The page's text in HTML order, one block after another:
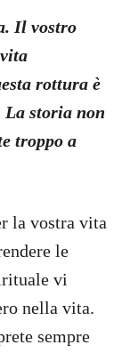
Il vostro
rottura è
La storia non
troppo a
la vostra vita
le
vi
nella vita.
sempre